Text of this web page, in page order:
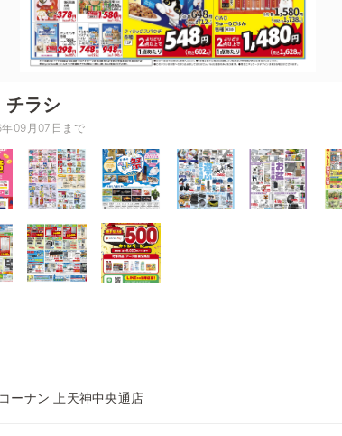
ラシ
09月07日まで
コーナン 上天神中央通店